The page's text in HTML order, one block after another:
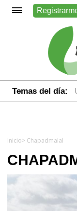
Temas del día:
Inicio> Chapadmalal